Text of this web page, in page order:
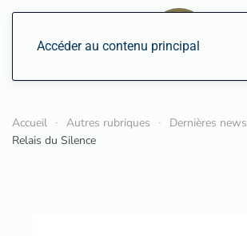
Accéder au contenu principal
Accueil Autres rubriques Dernières news
Relais du Silence